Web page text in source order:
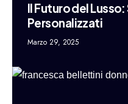
Il Futuro del
Personalizzati
Marzo 29, 2025